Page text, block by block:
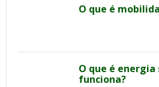
O que é
O que é energia
funciona?